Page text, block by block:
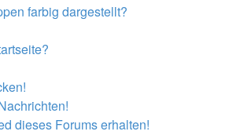
farbig dargestellt?
dieses Forums erhalten!